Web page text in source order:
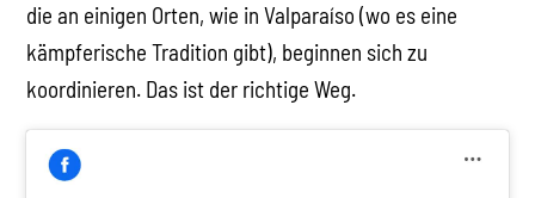
die an einigen Orten, wie in Valparaíso (wo es eine
kämpferische Tradition gibt), beginnen sich zu
koordinieren. Das ist der richtige Weg.